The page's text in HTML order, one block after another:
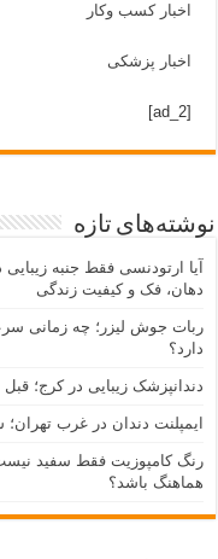
اخبار کسب وکار
اخبار پزشکی
[ad_2]
نوشته‌های تازه
آیا ارتودنسی فقط جنبه
دهان، فک و کیفیت زندگی
ربات جوش لیزر؛ چه زمانی
دارد؟
دندانپزشک زیبایی در کرج؛ قبل
ایمپلنت دندان در غرب تهران؛
رنگ کامپوزیت فقط سفید
هماهنگ باشد؟